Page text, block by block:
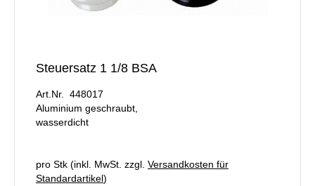
Steuersatz 1 1/8 BSA
Art.Nr. 448017
Aluminium geschraubt,
wasserdicht
pro Stk (inkl. MwSt. zzgl. Versandkosten für
Standardartikel)